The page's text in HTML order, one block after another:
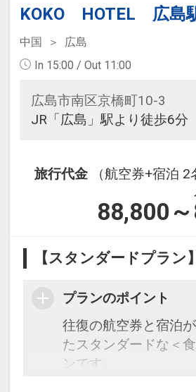
KOKO HOTEL 広島
中国
広島
In 15:00 / Out 11:00
広島市南区京橋町10-3
JR「広島」駅より徒歩6分
旅行代金
（航空券+宿泊
88,800
【スタンダードプラン
プランのポイント
往復の航空券と宿泊
たスタンダードな＜
ンです。